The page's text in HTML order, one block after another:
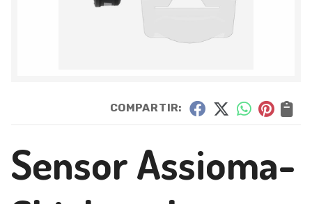
COMPARTIR:
Sensor Assioma-